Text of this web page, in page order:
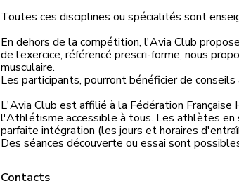
Toutes ces disciplines ou spécialités sont
En dehors de la compétition, l'Avia Club
de l’exercice, référencé prescri-forme, nous
musculaire.
Les participants, pourront bénéficier de
L'Avia Club est affilié à la Fédération
l'Athlétisme accessible à tous. Les athlètes en
parfaite intégration (les jours et horaires
Des séances découverte ou essai sont
Contacts